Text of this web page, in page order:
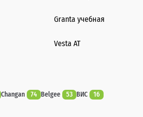
Granta учебная
Vesta AT
Changan 74 Belgee 53 ВИС
16